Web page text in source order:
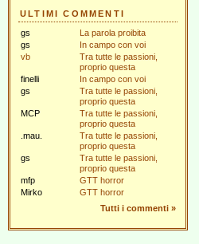
ULTIMI COMMENTI
gs
La parola proibita
gs
In campo con voi
vb
Tra tutte le passioni,
proprio questa
finelli
In campo con voi
gs
Tra tutte le passioni,
proprio questa
MCP
Tra tutte le passioni,
proprio questa
.mau.
Tra tutte le passioni,
proprio questa
gs
Tra tutte le passioni,
proprio questa
mfp
GTT horror
Mirko
GTT horror
Tutti i commenti »